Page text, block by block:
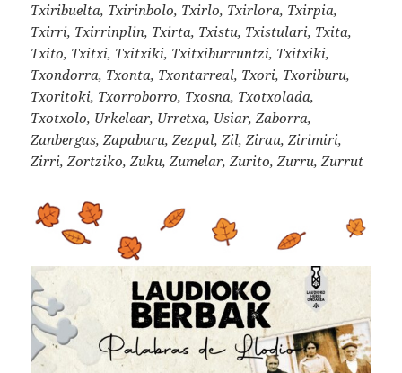
Txiribuelta, Txirinbolo, Txirlo, Txirlora, Txirpia,
Txirri, Txirrinplin, Txirta, Txistu, Txistulari, Txita,
Txito, Txitxi, Txitxiki, Txitxiburruntzi, Txitxiki,
Txondorra, Txonta, Txontarreal, Txori, Txoriburu,
Txoritoki, Txorroborro, Txosna, Txotxolada,
Txotxolo, Urkelear, Urretxa, Usiar, Zaborra,
Zanbergas, Zapaburu, Zezpal, Zil, Zirau, Zirimiri,
Zirri, Zortziko, Zuku, Zumelar, Zurito, Zurru, Zurrut